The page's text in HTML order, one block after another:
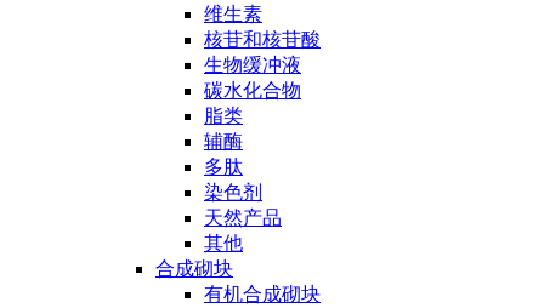
维生素
核苷和核苷酸
生物缓冲液
碳水化合物
脂类
辅酶
多肽
染色剂
天然产品
其他
合成砌块
有机合成砌块